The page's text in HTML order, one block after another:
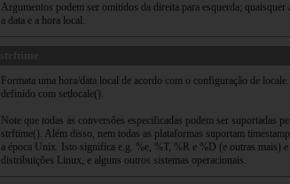
Argumentos podem ser omitidos da direita para esquerda;
a data e a hora local.
Formata uma hora/data local de acordo com o configuração de
definido com setlocale().
Note que todas as conversões especificadas podem ser suportadas
strftime(). Além disso, nem todas as plataformas suportam
a época Unix. Isto significa e.g. %e, %T, %R e %D (e outras mais)
distribuições Linux, e alguns outros sistemas operacionais.